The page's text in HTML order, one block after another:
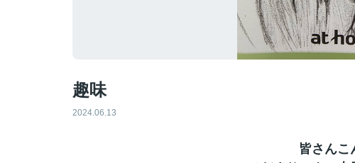
趣味
2024.06.13
皆さんこ